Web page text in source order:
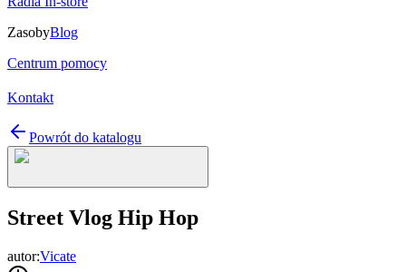
ZasobyBlog
Centrum pomocy
Kontakt
Powrót do katalogu
Street Vlog Hip Hop
autor:Vicate